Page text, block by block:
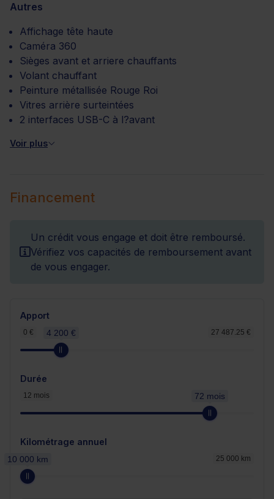
Autres
Affichage tête haute
Caméra 360
Sièges avant et arriere chauffants
Volant chauffant
Peinture métallisée Rouge Roi
Vitres arrière surteintées
2 interfaces USB-C à l?avant
Voir plus
Financement
Un crédit vous engage et doit être remboursé.
Vérifiez vos capacités de remboursement avant
de vous engager.
Apport
0 € 27 487.25 €
4 200 €
Durée
12 mois 72 mois
Kilométrage annuel
25 000 km
10 000 km